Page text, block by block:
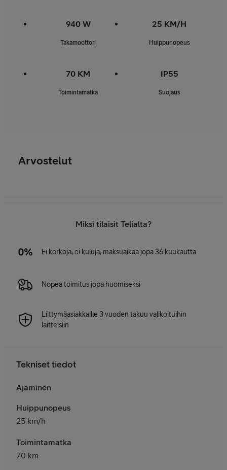
940 W
Takamoottori
25 KM/H
Huippunopeus
70 KM
Toimintamatka
IP55
Suojaus
Arvostelut
Miksi tilaisit Telialta?
Ei korkoja, ei kuluja, maksuaikaa jopa 36 kuukautta
Nopea toimitus jopa huomiseksi
Liittymäasiakkaille 3 vuoden takuu valikoituihin
laitteisiin
Tekniset tiedot
Ajaminen
Huippunopeus
25 km/h
Toimintamatka
70 km